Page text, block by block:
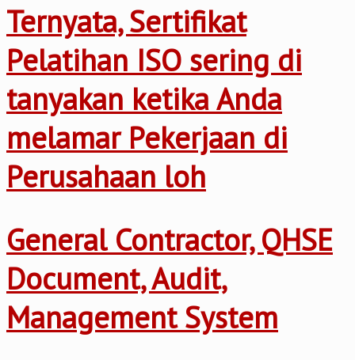
Ternyata, Sertifikat
Pelatihan ISO sering di
tanyakan ketika Anda
melamar Pekerjaan di
Perusahaan loh
General Contractor, QHSE
Document, Audit,
Management System